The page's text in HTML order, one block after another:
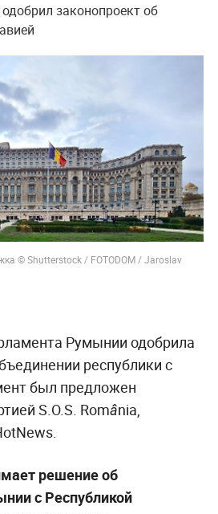
законопроект об
© Shutterstock / FOTODOM / Jaroslav
Румынии одобрила
республики с
был предложен
S.O.S. România,
решение об
с Республикой